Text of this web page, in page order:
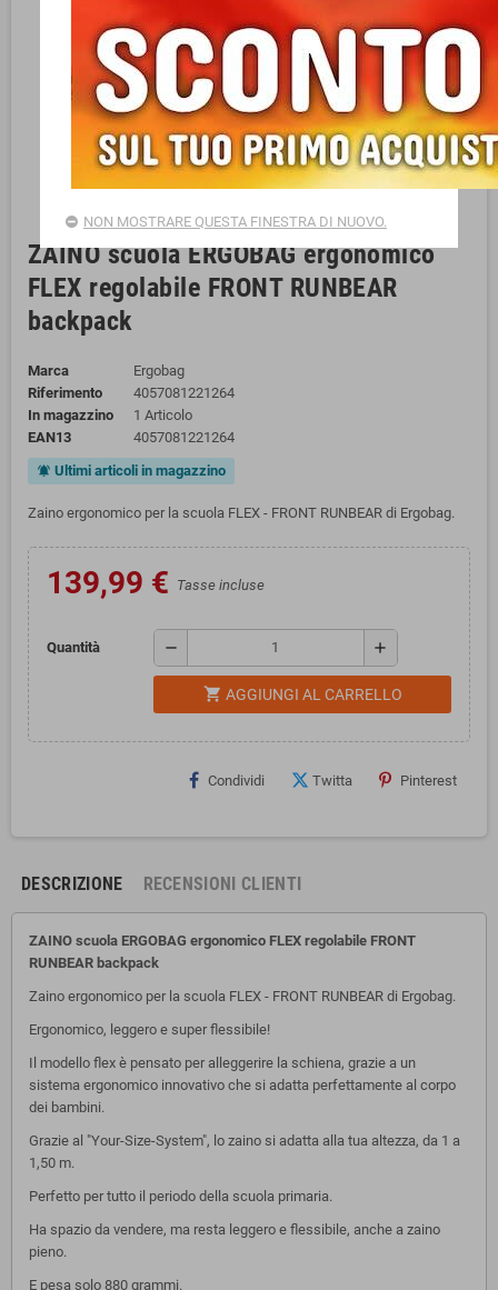
ZAINO scuola ERGOBAG ergonomico
FLEX regolabile FRONT RUNBEAR
backpack
Marca
Ergobag
Riferimento
4057081221264
In magazzino
1 Articolo
EAN13
4057081221264
notifications_active Ultimi articoli in magazzino
Zaino ergonomico per la scuola FLEX - FRONT RUNBEAR di Ergobag.
139,99 € Tasse incluse
Quantità remove add
shopping_cart AGGIUNGI AL CARRELLO
Condividi Twitta Pinterest
DESCRIZIONE RECENSIONI CLIENTI
ZAINO scuola ERGOBAG ergonomico FLEX regolabile FRONT
RUNBEAR backpack
Zaino ergonomico per la scuola FLEX - FRONT RUNBEAR di Ergobag.
Ergonomico, leggero e super flessibile!
Il modello flex è pensato per alleggerire la schiena, grazie a un
sistema ergonomico innovativo che si adatta perfettamente al corpo
dei bambini.
Grazie al "Your-Size-System", lo zaino si adatta alla tua altezza, da 1 a
1,50 m.
Perfetto per tutto il periodo della scuola primaria.
Ha spazio da vendere, ma resta leggero e flessibile, anche a zaino
pieno.
E pesa solo 880 grammi.
NON MOSTRARE QUESTA FINESTRA DI NUOVO.